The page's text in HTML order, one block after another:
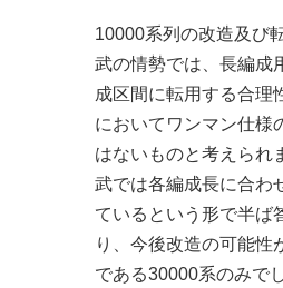
10000系列の改造及び
武の情勢では、長編成
成区間に転用する合理
においてワンマン仕様
はないものと考えられ
武では各編成長に合わ
ているという形で半ば
り、今後改造の可能性
である30000系のみで